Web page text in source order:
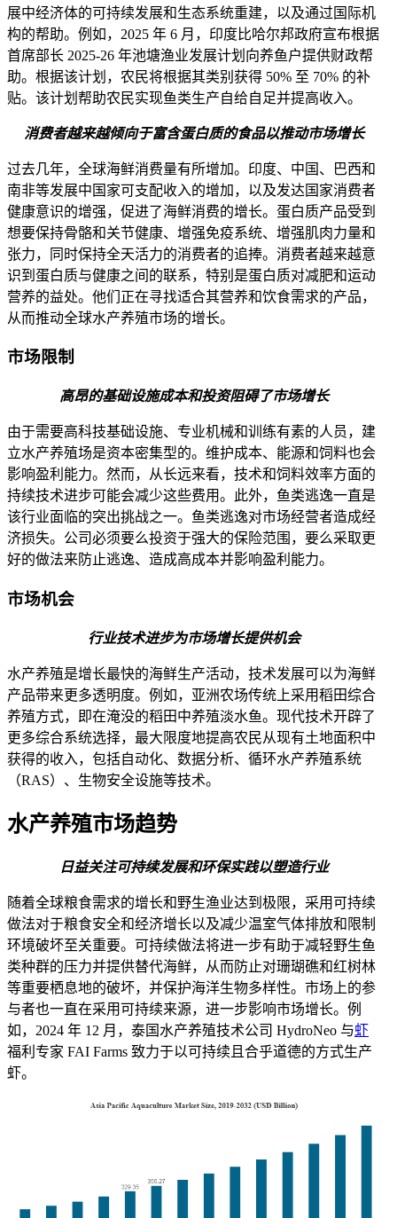
展中经济体的可持续发展和生态系统重建，以及通过国际机
构的帮助。例如，2025 年 6 月，印度比哈尔邦政府宣布根据
首席部长 2025-26 年池塘渔业发展计划向养鱼户提供财政帮
助。根据该计划，农民将根据其类别获得 50% 至 70% 的补
贴。该计划帮助农民实现鱼类生产自给自足并提高收入。
消费者越来越倾向于富含蛋白质的食品以推动市场增长
过去几年，全球海鲜消费量有所增加。印度、中国、巴西和
南非等发展中国家可支配收入的增加，以及发达国家消费者
健康意识的增强，促进了海鲜消费的增长。蛋白质产品受到
想要保持骨骼和关节健康、增强免疫系统、增强肌肉力量和
张力，同时保持全天活力的消费者的追捧。消费者越来越意
识到蛋白质与健康之间的联系，特别是蛋白质对减肥和运动
营养的益处。他们正在寻找适合其营养和饮食需求的产品，
从而推动全球水产养殖市场的增长。
市场限制
高昂的基础设施成本和投资阻碍了市场增长
由于需要高科技基础设施、专业机械和训练有素的人员，建
立水产养殖场是资本密集型的​​。维护成本、能源和饲料也会
影响盈利能力。然而，从长远来看，技术和饲料效率方面的
持续技术进步可能会减少这些费用。此外，鱼类逃逸一直是
该行业面临的突出挑战之一。鱼类逃逸对市场经营者造成经
济损失。公司必须要么投资于强大的保险范围，要么采取更
好的做法来防止逃逸、造成高成本并影响盈利能力。
市场机会
行业技术进步为市场增长提供机会
水产养殖是增长最快的海鲜生产活动，技术发展可以为海鲜
产品带来更多透明度。例如，亚洲农场传统上采用稻田综合
养殖方式，即在淹没的稻田中养殖淡水鱼。现代技术开辟了
更多综合系统选择，最大限度地提高农民从现有土地面积中
获得的收入，包括自动化、数据分析、循环水产养殖系统
（RAS）、生物安全设施等技术。
水产养殖市场趋势
日益关注可持续发展和环保实践以塑造行业
随着全球粮食需求的增长和野生渔业达到极限，采用可持续
做法对于粮食安全和经济增长以及减少温室气体排放和限制
环境破坏至关重要。可持续做法将进一步有助于减轻野生鱼
类种群的压力并提供替代海鲜，从而防止对珊瑚礁和红树林
等重要栖息地的破坏，并保护海洋生物多样性。市场上的参
与者也一直在采用可持续来源，进一步影响市场增长。例
如，2024 年 12 月，泰国水产养殖技术公司 HydroNeo 与虾
福利专家 FAI Farms 致力于以可持续且合乎道德的方式生产
虾。